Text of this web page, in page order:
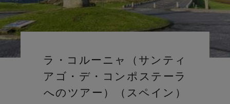
ラ・コルーニャ（サンティ
アゴ・デ・コンポステーラ
へのツアー）（スペイン）